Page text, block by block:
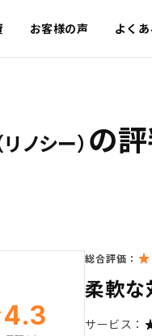
お客様の声 よく
リノシー） の
4.3
総合評価：
柔軟な
サービス：